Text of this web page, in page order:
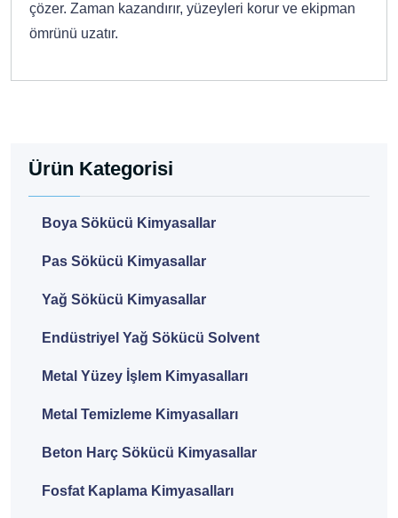
çözer. Zaman kazandırır, yüzeyleri korur ve ekipman
ömrünü uzatır.
Ürün Kategorisi
Boya Sökücü Kimyasallar
Pas Sökücü Kimyasallar
Yağ Sökücü Kimyasallar
Endüstriyel Yağ Sökücü Solvent
Metal Yüzey İşlem Kimyasalları
Metal Temizleme Kimyasalları
Beton Harç Sökücü Kimyasallar
Fosfat Kaplama Kimyasalları